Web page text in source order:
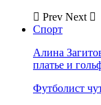
Prev Next
Спорт
Алина
платье и
Футболист